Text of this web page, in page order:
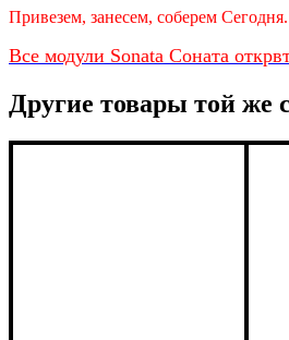
Привезем, занесем, соберем Сегодня.
Все модули Sonata Соната
Другие товары той же